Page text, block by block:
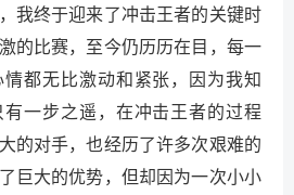
我终于迎来了冲击王者的关键时
的比赛，至今仍历历在目，每一
都无比激动和紧张，因为我知
一步之遥，在冲击王者的过程
的对手，也经历了许多次艰难的
巨大的优势，但却因为一次小小